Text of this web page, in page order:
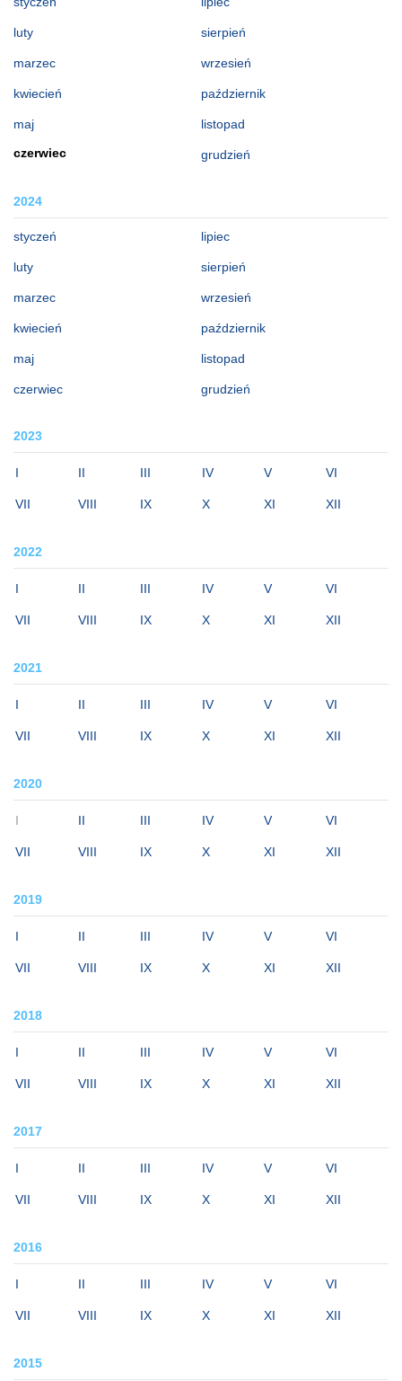
luty
marzec
kwiecień
maj
czerwiec
sierpień
wrzesień
październik
listopad
grudzień
2024
styczeń
luty
marzec
kwiecień
maj
czerwiec
lipiec
sierpień
wrzesień
październik
listopad
grudzień
2023
I II III IV V VI
VII VIII IX X XI XII
2022
I II III IV V VI
VII VIII IX X XI XII
2021
I II III IV V VI
VII VIII IX X XI XII
2020
I II III IV V VI
VII VIII IX X XI XII
2019
I II III IV V VI
VII VIII IX X XI XII
2018
I II III IV V VI
VII VIII IX X XI XII
2017
I II III IV V VI
VII VIII IX X XI XII
2016
I II III IV V VI
VII VIII IX X XI XII
2015